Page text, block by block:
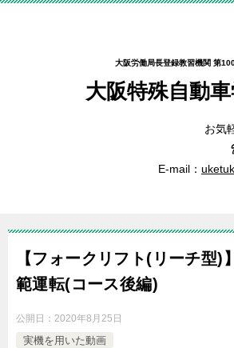
大阪労働局長登録教習機関 第
大阪特殊自動
お気
E-mail：
【フォークリフト(リーチ型)
範運転(コース後編)
公開日： 2020年8月25日
実機を用いた動画